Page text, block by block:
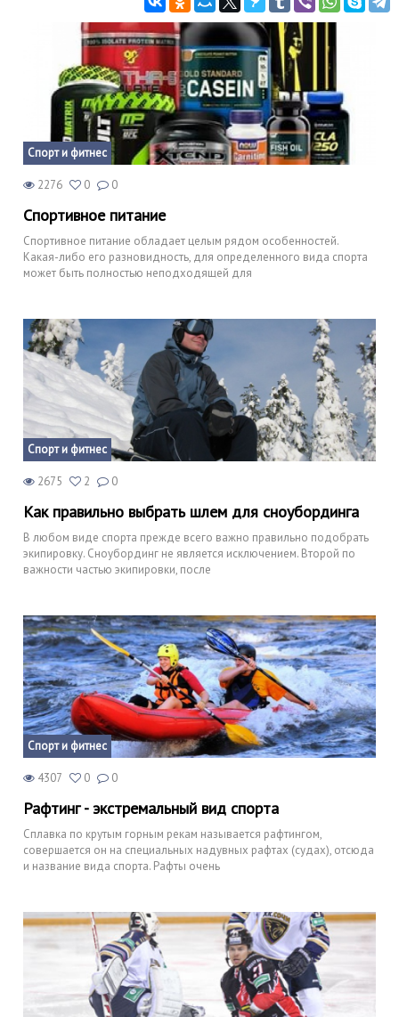
Спорт и фитнес
2276 0 0
Спортивное питание
Спортивное питание обладает целым рядом особенностей.
Какая-либо его разновидность, для определенного вида спорта
может быть полностью неподходящей для
Спорт и фитнес
2675 2 0
Как правильно выбрать шлем для сноубординга
В любом виде спорта прежде всего важно правильно подобрать
экипировку. Сноубординг не является исключением. Второй по
важности частью экипировки, после
Спорт и фитнес
4307 0 0
Рафтинг - экстремальный вид спорта
Сплавка по крутым горным рекам называется рафтингом,
совершается он на специальных надувных рафтах (судах), отсюда
и название вида спорта. Рафты очень